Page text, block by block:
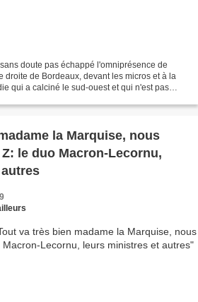
doute pas échappé l'omniprésence de
droite de Bordeaux, devant les micros et à la
qui a calciné le sud-ouest et qui n'est pas
la Marquise, nous
le duo Macron-Lecornu,